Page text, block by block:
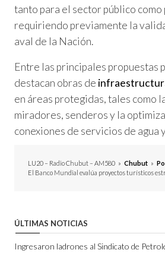
tanto para el sector público
requiriendo previamente la
aval de la Nación.
Entre las principales propuestas
destacan obras de
en áreas protegidas, tales como
miradores, senderos y la
conexiones de servicios de agua
LU20 – Radio Chubut – AM580 » Chubut »
El Banco Mundial evalúa proyectos turísticos
ÚLTIMAS NOTICIAS
Ingresaron ladrones al Sindicato de